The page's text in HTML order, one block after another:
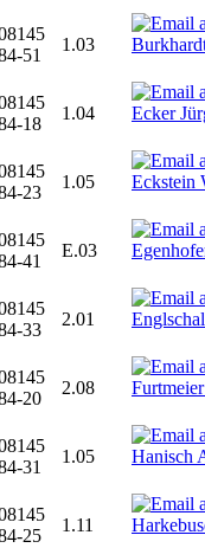
51
1.03
18
1.04
23
1.05
41
E.03
33
2.01
20
2.08
31
1.05
25
1.11